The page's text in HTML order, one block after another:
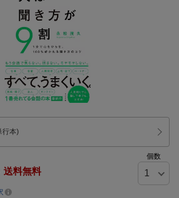
行本)
送料無料
個数